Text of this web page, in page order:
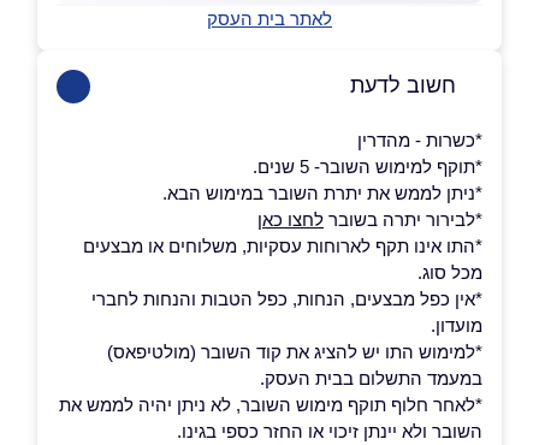
לאתר בית העסק
חשוב לדעת
*כשרות - מהדרין
*תוקף למימוש השובר- 5 שנים.
*ניתן לממש את יתרת השובר במימוש הבא.
*לבירור יתרה בשובר לחצו כאן
*התו אינו תקף לארוחות עסקיות, משלוחים או מבצעים
מכל סוג.
*אין כפל מבצעים, הנחות, כפל הטבות והנחות לחברי
מועדון.
*למימוש התו יש להציג את קוד השובר (מולטיפאס)
במעמד התשלום בבית העסק.
*לאחר חלוף תוקף מימוש השובר, לא ניתן יהיה לממש את
השובר ולא יינתן זיכוי או החזר כספי בגינו.